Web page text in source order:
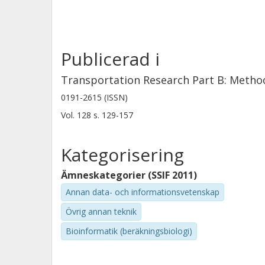
Publicerad i
Transportation Research Part B:
0191-2615 (ISSN)
Vol. 128 s. 129-157
Kategorisering
Ämneskategorier (SSIF 2011)
Annan data- och informationsvetenskap
Övrig annan teknik
Bioinformatik (beräkningsbiologi)